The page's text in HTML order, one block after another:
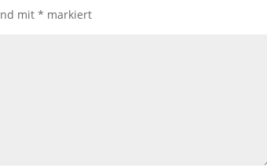
mit* markiert